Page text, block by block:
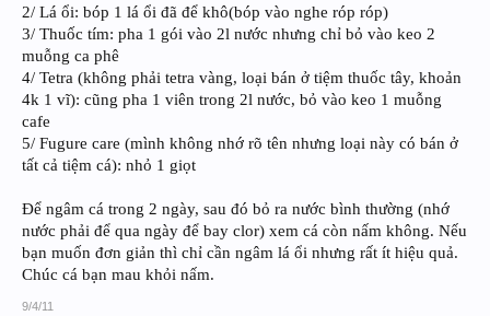
2/ Lá ổi: bóp 1 lá ổi đã để khô(bóp vào nghe róp róp)
3/ Thuốc tím: pha 1 gói vào 2l nước nhưng chỉ bỏ vào keo 2
muỗng ca phê
4/ Tetra (không phải tetra vàng, loại bán ở tiệm thuốc tây, khoản
4k 1 vĩ): cũng pha 1 viên trong 2l nước, bỏ vào keo 1 muỗng
cafe
5/ Fugure care (mình không nhớ rõ tên nhưng loại này có bán ở
tất cả tiệm cá): nhỏ 1 giọt
Để ngâm cá trong 2 ngày, sau đó bỏ ra nước bình thường (nhớ
nước phải để qua ngày để bay clor) xem cá còn nấm không. Nếu
bạn muốn đơn giản thì chỉ cần ngâm lá ổi nhưng rất ít hiệu quả.
Chúc cá bạn mau khỏi nấm.
9/4/11